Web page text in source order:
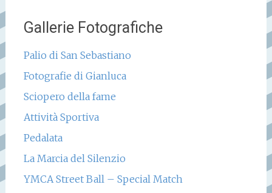
Gallerie Fotografiche
Palio di San Sebastiano
Fotografie di Gianluca
Sciopero della fame
Attività Sportiva
Pedalata
La Marcia del Silenzio
YMCA Street Ball – Special Match